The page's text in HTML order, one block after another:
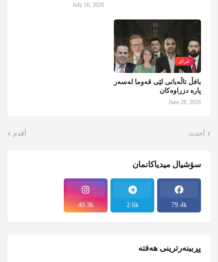
July 16, 2026
ئێراق
بافڵ تاڵەبانی لێی قەوما لەسەر
پارە دزراوەکان
June 28, 2026
أحدث أقدم
سۆشیال میدیاکانمان
79.4k
2.6k
40.3k
پڕبینەرترینی هەفتە